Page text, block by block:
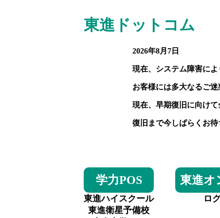
東進ドットコム
2026年8月7日
現在、システム障害に
お客様には多大なるご
現在、早期復旧に向け
復旧まで今しばらくお待
学力POS
東進ハイスクール
東進衛星予備校
東進オ
ロ